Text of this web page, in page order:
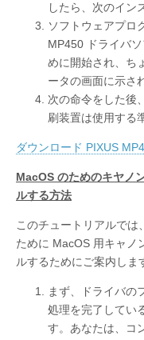
したら、次のイン
ソフトウェアプロ
MP450 ドライバ
めに開始され、ち
ータの画面に示さ
次の命令をした後
刷装置は使用する
ダウンロード PIXUS
MacOS のためのキヤノ
ルする方法
このチュートリアルでは
ために MacOS 用キャノ
ルするためにご案内しま
まず、ドライバの
処理を完了してい
す。あなたは、コ